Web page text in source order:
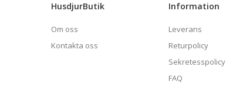
HusdjurButik
Om oss
Kontakta oss
Information
Leverans
Returpolicy
Sekretesspolicy
FAQ